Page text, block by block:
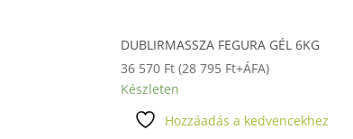
DUBLIRMASSZA FEGURA GÉL 6KG
36 570 Ft (28 795 Ft+ÁFA)
Készleten
Hozzáadás a kedvencekhez